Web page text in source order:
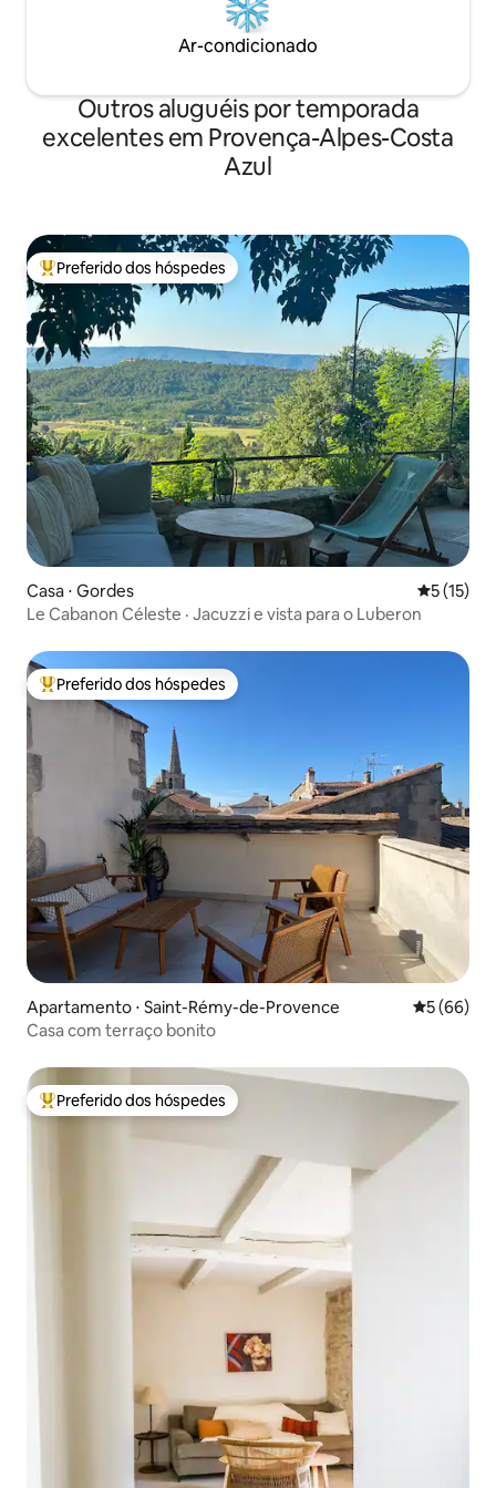
Ar-condicionado
Outros aluguéis por temporada
excelentes em Provença-Alpes-Costa
Azul
Entre os melhores preferidos dos hóspedes
Preferido dos hóspedes
Casa ⋅ Gordes 5 de uma
5 (15)
Le Cabanon Céleste · Jacuzzi e vista para o Luberon
Entre os melhores preferidos dos hóspedes
Preferido dos hóspedes
Apartamento ⋅ Saint-Rémy-de-Provence 5 de uma
5 (66)
Casa com terraço bonito
Entre os melhores preferidos dos hóspedes
Preferido dos hóspedes